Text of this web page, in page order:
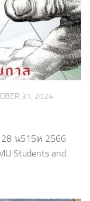
31, 2024
น515ห 2566
Students and